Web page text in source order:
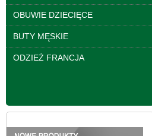
OBUWIE DZIECIĘCE
BUTY MĘSKIE
ODZIEŻ FRANCJA